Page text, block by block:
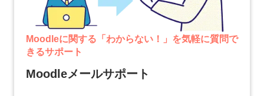
Moodleに関する「わからない！」を気軽に質問で
きるサポート
Moodleメールサポート